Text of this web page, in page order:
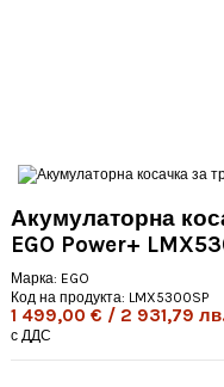
Акумулаторна
EGO Power+
Марка: EGO
Код на продукта: LMX5300SP
1 499,00 € / 2 931,79
с ДДС